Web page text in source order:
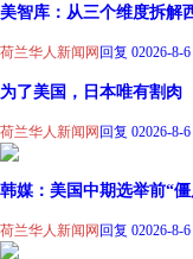
美智库：从三个维度拆解
荷兰华人新闻网 回复 02026-8-
为了美国，日本唯有割肉
荷兰华人新闻网 回复 02026-8-
韩媒：美国中期选举前“
荷兰华人新闻网 回复 02026-8-